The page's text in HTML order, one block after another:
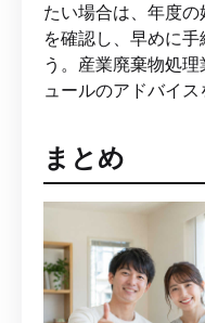
たい場合は、年度
を確認し、早めに
う。産業廃棄物処
ュールのアドバイス
まとめ